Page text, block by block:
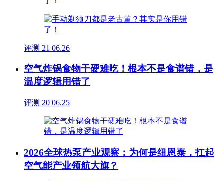
评测 21 06.26
空气炸锅食物干硬难吃！根本不是食谱错，是
温度逻辑用错了
评测 20 06.25
2026全球热泵产业观察：为何是纽恩泰，扛起
空气能产业领航大旗？